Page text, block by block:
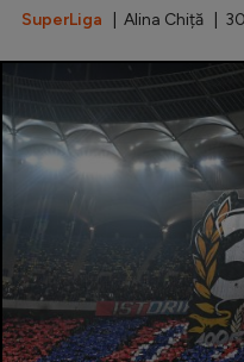
Gimnastică
Auto
Rugby
Ciclism
Alte
JO 2024
JO 2026
SuperLiga | Alina Chiță |